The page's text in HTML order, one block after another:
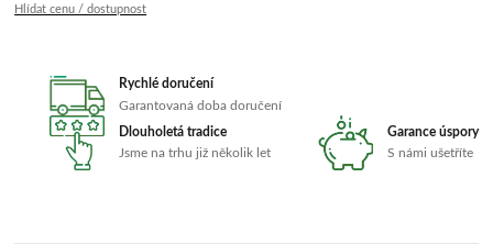
Hlídat cenu / dostupnost
Rychlé doručení
Garantovaná doba doručení
Dlouholetá tradice
Jsme na trhu již několik let
Garance úspory
S námi ušetříte